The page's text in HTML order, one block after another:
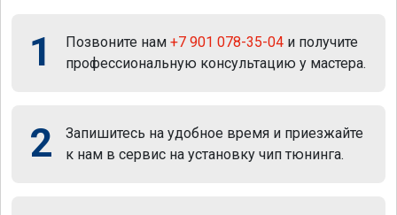
1 Позвоните нам +7 901 078-35-04 и получите
профессиональную консультацию у мастера.
2
Запишитесь на удобное время и приезжайте
к нам в сервис на установку чип тюнинга.